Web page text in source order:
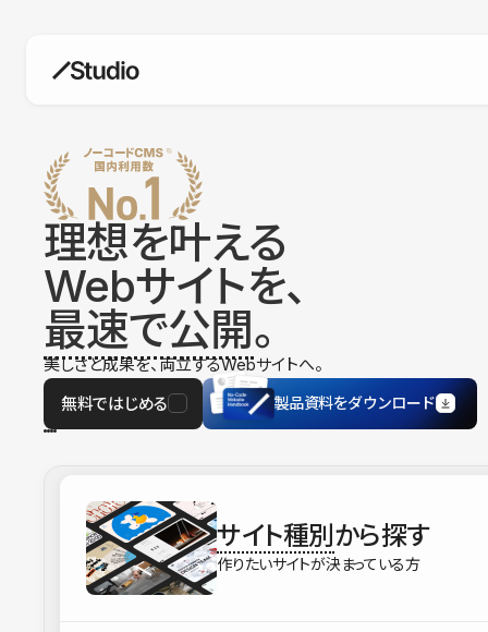
柔軟なコンテンツ管理システム
SEO
検索エンジン向けの設定項目も充実
理想を叶える
Webサイトを、
最速で公開。
美しさと成果を、両立するWebサイトへ。
無料ではじめる
製品資料をダウンロード
サイト種別から探す
作りたいサイトが決まっている方